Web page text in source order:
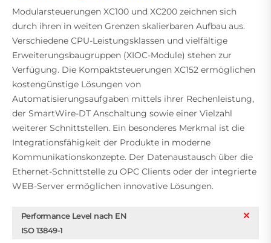
Modularsteuerungen XC100 und XC200 zeichnen sich
durch ihren in weiten Grenzen skalierbaren Aufbau aus.
Verschiedene CPU-Leistungsklassen und vielfältige
Erweiterungsbaugruppen (XIOC-Module) stehen zur
Verfügung. Die Kompaktsteuerungen XC152 ermöglichen
kostengünstige Lösungen von
Automatisierungsaufgaben mittels ihrer Rechenleistung,
der SmartWire-DT Anschaltung sowie einer Vielzahl
weiterer Schnittstellen. Ein besonderes Merkmal ist die
Integrationsfähigkeit der Produkte in moderne
Kommunikationskonzepte. Der Datenaustausch über die
Ethernet-Schnittstelle zu OPC Clients oder der integrierte
WEB-Server ermöglichen innovative Lösungen.
Performance Level nach EN
ISO 13849-1